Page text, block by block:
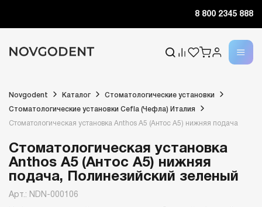
8 800 2345 888
Novgodent Каталог Стоматологические установки
Стоматологические установки Cefla (Чефла) Италия
Стоматологическая установка Anthos A5 (Антос A5) нижняя подача
Стоматологическая установка
Anthos A5 (Антос A5) нижняя
подача, Полинезийский зеленый
Арт.: NDN-000106